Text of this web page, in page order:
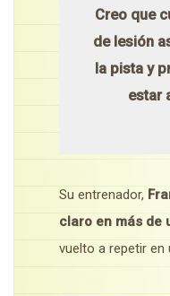
Creo que
de lesión
la pista y
estar
Su entrenador,
claro en más de
vuelto a repetir en